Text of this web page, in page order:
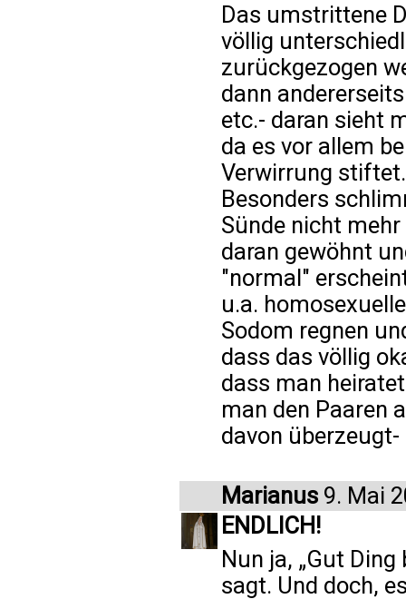
Das umstrittene
völlig
zurückgezogen
dann
etc.- daran sieht
da es vor allem
Verwirrung stiftet.
Besonders
Sünde nicht
daran gewöhnt
"normal"
u.a.
Sodom regnen
dass das völlig
dass man
man den Paaren
davon
Marianus 9. Mai
ENDLICH!
Nun ja, „Gut
sagt. Und doch,